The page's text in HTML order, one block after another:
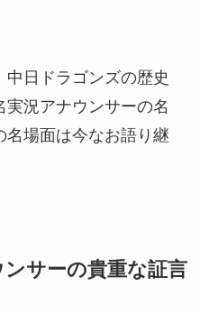
日ドラゴンズの歴史
実況アナウンサーの名
名場面は今なお語り継
サーの貴重な証言